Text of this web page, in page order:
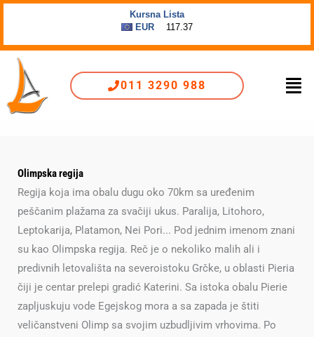
садржај
011 3290 988
Olimpska regija
Regija koja ima obalu dugu oko 70km sa uređenim
peščanim plažama za svačiji ukus. Paralija, Litohoro,
Leptokarija, Platamon, Nei Pori... Pod jednim imenom znani
su kao Olimpska regija. Reč je o nekoliko malih ali i
predivnih letovališta na severoistoku Grčke, u oblasti Pieria
čiji je centar prelepi gradić Katerini. Sa istoka obalu Pierie
zapljuskuju vode Egejskog mora a sa zapada je štiti
veličanstveni Olimp sa svojim uzbudljivim vrhovima. Po